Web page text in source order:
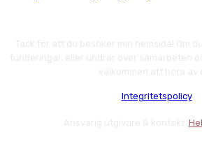
Integritetspolicy